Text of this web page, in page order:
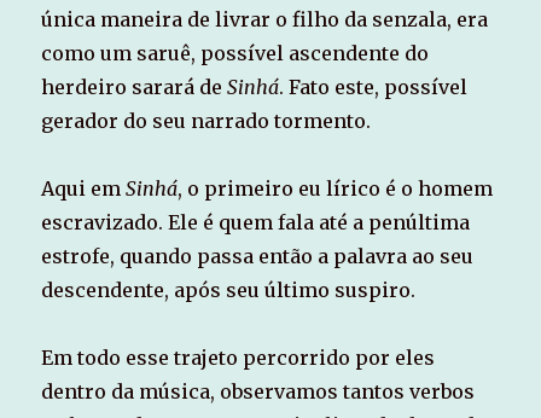
única maneira de livrar o filho da senzala, era
como um saruê, possível ascendente do
herdeiro sarará deSinhá. Fato este, possível
gerador do seu narrado tormento.
Aqui emSinhá, o primeiro eu lírico é o homem
escravizado. Ele é quem fala até a penúltima
estrofe, quando passa então a palavra ao seu
descendente, após seu último suspiro.
Em todo esse trajeto percorrido por eles
dentro da música, observamos tantos verbos